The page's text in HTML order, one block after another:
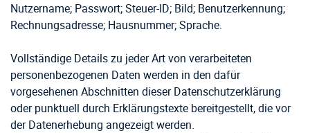
Nutzername; Passwort; Steuer-ID; Bild; Benutzerkennung;
Rechnungsadresse; Hausnummer; Sprache.
Vollständige Details zu jeder Art von verarbeiteten
personenbezogenen Daten werden in den dafür
vorgesehenen Abschnitten dieser Datenschutzerklärung
oder punktuell durch Erklärungstexte bereitgestellt, die vor
der Datenerhebung angezeigt werden.